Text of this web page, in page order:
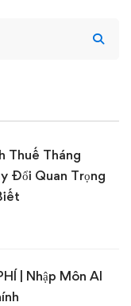
Thuế Tháng
Đổi Quan Trọng
| Nhập Môn AI